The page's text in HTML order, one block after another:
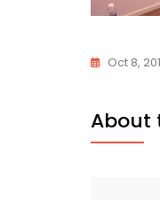
Oct 8,
About